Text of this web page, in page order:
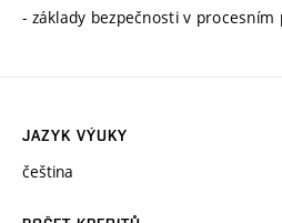
- základy bezpečnosti v procesním
JAZYK VÝUKY
čeština